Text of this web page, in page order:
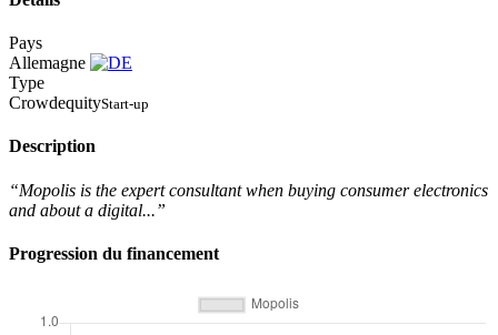
Pays
Allemagne
Type
CrowdequityStart-up
Description
“Mopolis is the expert consultant when buying consumer electronics
and about a digital...”
Progression du financement